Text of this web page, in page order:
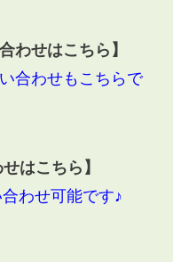
わせはこちら】
合わせもこちらで
はこちら】
わせ可能です♪